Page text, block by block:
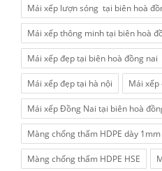
Mái xếp lượn sóng tại biên hoà
Mái xếp thông minh tại biên hoà
Mái xếp đẹp tại biên hoà đồng nai
Mái xếp đẹp tại hà nội Mái
Mái xếp Đồng Nai tại biên hoà
Màng chống thấm HDPE dày 1mm
Màng chống thấm HDPE HSE